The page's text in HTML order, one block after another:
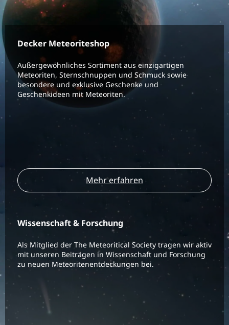
Decker Meteoriteshop
Außergewöhnliches Sortiment aus einzigartigen
Meteoriten, Sternschnuppen und Schmuck sowie
besondere und exklusive Geschenke und
Geschenkideen mit Meteoriten.
Mehr erfahren
Wissenschaft & Forschung
Als Mitglied der The Meteoritical Society tragen wir aktiv
mit unseren Beiträgen in Wissenschaft und Forschung
zu neuen Meteoritenentdeckungen bei.